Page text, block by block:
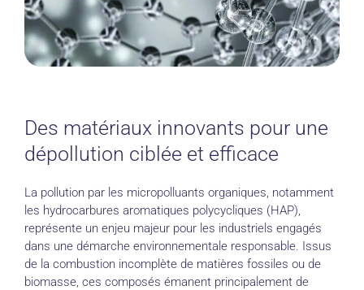
Des matériaux innovants pour une
dépollution ciblée et efficace
La pollution par les micropolluants organiques, notamment
les hydrocarbures aromatiques polycycliques (HAP),
représente un enjeu majeur pour les industriels engagés
dans une démarche environnementale responsable. Issus
de la combustion incomplète de matières fossiles ou de
biomasse, ces composés émanent principalement de